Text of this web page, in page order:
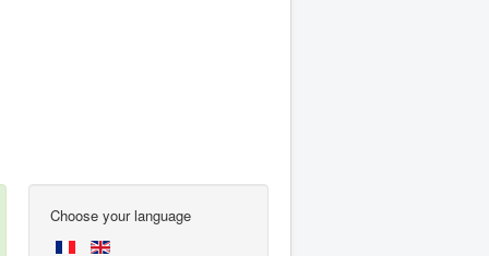
Choose your language